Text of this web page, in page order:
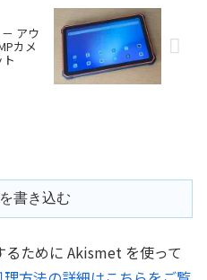
アウ
カメ
書き込む
ために Akismet を使って